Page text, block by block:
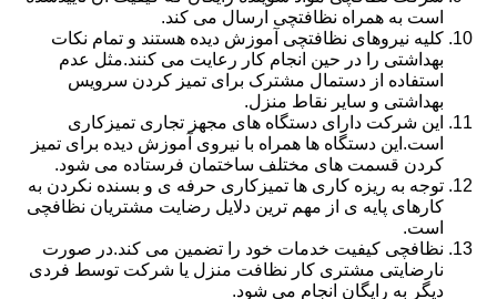
است به همراه نظافتچی ارسال می کند.
کلیه نیروهای نظافتچی آموزش دیده هستند و تمام نکات
بهداشتی را در حین انجام کار رعایت می کنند.مثل عدم
استفاده از دستمال مشترک برای تمیز کردن سرویس
بهداشتی و سایر نقاط منزل.
این شرکت دارای دستگاه های مجهز تجاری تمیزکاری
است.این دستگاه ها همراه با نیروی آموزش دیده برای تمیز
کردن قسمت های مختلف ساختمان فرستاده می شود.
توجه به ریزه کاری ها تمیزکاری حرفه ی و بسنده نکردن به
کارهای پایه ی از مهم ترین دلایل رضایت مشتریان نظافچی
است.
نظافچی کیفیت خدمات خود را تضمین می کند.در صورت
نارضایتی مشتری کار نظافت منزل یا شرکت توسط فردی
دیگر به رایگان انجام می شود.